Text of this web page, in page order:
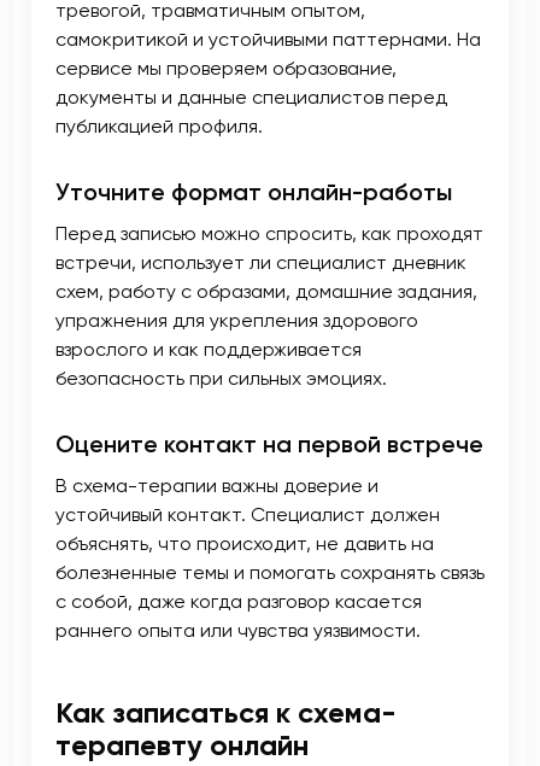
тревогой, травматичным опытом,
самокритикой и устойчивыми паттернами. На
сервисе мы проверяем образование,
документы и данные специалистов перед
публикацией профиля.
Уточните формат онлайн-работы
Перед записью можно спросить, как проходят
встречи, использует ли специалист дневник
схем, работу с образами, домашние задания,
упражнения для укрепления здорового
взрослого и как поддерживается
безопасность при сильных эмоциях.
Оцените контакт на первой встрече
В схема-терапии важны доверие и
устойчивый контакт. Специалист должен
объяснять, что происходит, не давить на
болезненные темы и помогать сохранять связь
с собой, даже когда разговор касается
раннего опыта или чувства уязвимости.
Как записаться к схема-
терапевту онлайн